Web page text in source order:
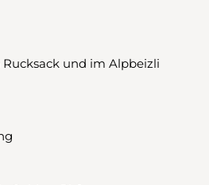
und im Alpbeizli